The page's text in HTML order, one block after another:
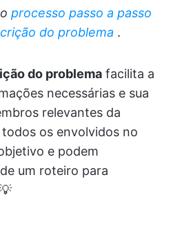
processo passo a passo
do problema .
do problema facilita a
necessárias e sua
relevantes da
os envolvidos no
e podem
um roteiro para